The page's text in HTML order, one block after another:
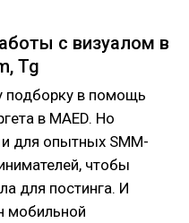
с визуалом в
Tg
подборку в помощь
в MAED. Но
для опытных SMM-
чтобы
для постинга. И
мобильной